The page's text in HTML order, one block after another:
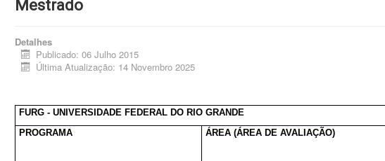
Mestrado
Detalhes
Publicado: 06 Julho 2015
Última Atualização: 14 Novembro 2025
FURG - UNIVERSIDADE FEDERAL DO RIO GRANDE
PROGRAMA
ÁREA (ÁREA DE AVALIAÇÃO)